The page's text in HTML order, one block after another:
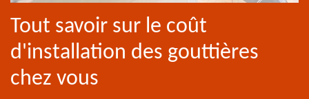
Tout savoir sur le coût
d'installation des gouttières
chez vous